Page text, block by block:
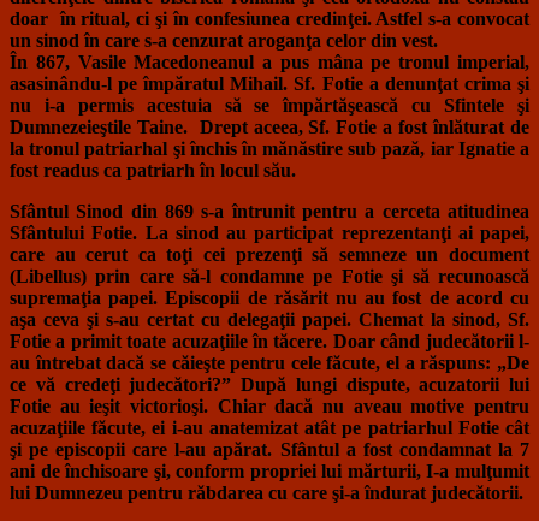
doar în ritual, ci şi în confesiunea credinţei. Astfel s-a convocat
un sinod în care s-a cenzurat aroganţa celor din vest.
În 867, Vasile Macedoneanul a pus mâna pe tronul imperial,
asasinându-l pe împăratul Mihail. Sf. Fotie a denunţat crima şi
nu i-a permis acestuia să se împărtăşească cu Sfintele şi
Dumnezeieştile Taine. Drept aceea, Sf. Fotie a fost înlăturat de
la tronul patriarhal şi închis în mănăstire sub pază, iar Ignatie a
fost readus ca patriarh în locul său.
Sfântul Sinod din 869 s-a întrunit pentru a cerceta atitudinea
Sfântului Fotie. La sinod au participat reprezentanţi ai papei,
care au cerut ca toţi cei prezenţi să semneze un document
(Libellus) prin care să-l condamne pe Fotie şi să recunoască
supremaţia papei. Episcopii de răsărit nu au fost de acord cu
aşa ceva şi s-au certat cu delegaţii papei. Chemat la sinod, Sf.
Fotie a primit toate acuzaţiile în tăcere. Doar când judecătorii l-
au întrebat dacă se căieşte pentru cele făcute, el a răspuns: „De
ce vă credeţi judecători?” După lungi dispute, acuzatorii lui
Fotie au ieşit victorioşi. Chiar dacă nu aveau motive pentru
acuzaţiile făcute, ei i-au anatemizat atât pe patriarhul Fotie cât
şi pe episcopii care l-au apărat. Sfântul a fost condamnat la 7
ani de închisoare şi, conform propriei lui mărturii, I-a mulţumit
lui Dumnezeu pentru răbdarea cu care şi-a îndurat judecătorii.